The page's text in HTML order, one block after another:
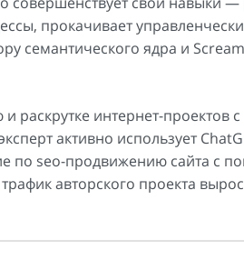
прокачивает
семантического ядра и
раскрутке интернет-проектов
активно использует
по seo-продвижению сайта с
авторского проекта